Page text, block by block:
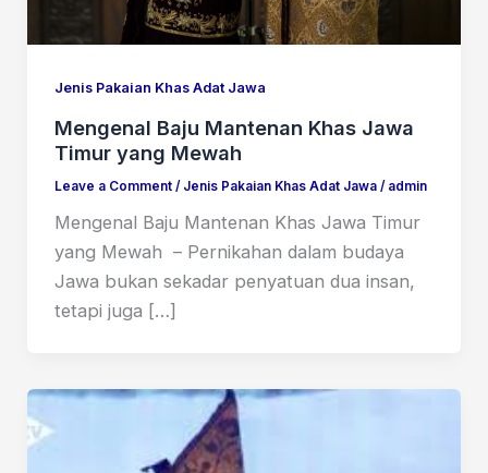
Jenis Pakaian Khas Adat Jawa
Mengenal Baju Mantenan Khas Jawa
Timur yang Mewah
Leave a Comment / Jenis Pakaian Khas Adat Jawa/ admin
Mengenal Baju Mantenan Khas Jawa Timur
yang Mewah – Pernikahan dalam budaya
Jawa bukan sekadar penyatuan dua insan,
tetapi juga […]